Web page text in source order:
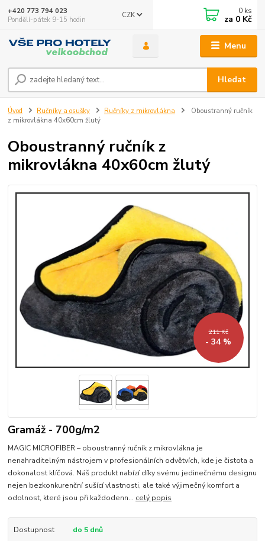
Menu
CZK
Hledat
+420 773 794 023
Pondělí-pátek 9-15 hodin
0 ks
za 0 Kč
Úvod Ručníky a osušky Ručníky z mikrovlákna
Oboustranný ručník
z mikrovlákna 40x60cm žlutý
Oboustranný ručník z
mikrovlákna 40x60cm žlutý
211 Kč
- 34 %
Gramáž - 700g/m2
MAGIC MICROFIBER – oboustranný ručník z mikrovlákna je
nenahraditelným nástrojem v profesionálních odvětvích, kde je čistota a
dokonalost klíčová. Náš produkt nabízí díky svému jedinečnému designu
nejen bezkonkurenční sušící vlastnosti, ale také výjimečný komfort a
odolnost, které jsou při každodenn... celý popis
Dostupnost do 5 dnů